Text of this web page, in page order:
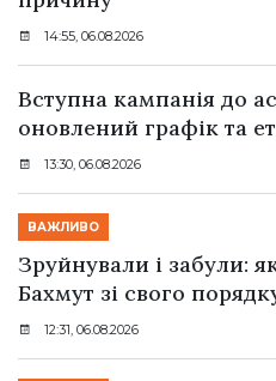
14:55, 06.08.2026
Вступна кампанія до
оновлений графік та
13:30, 06.08.2026
ВАЖЛИВО
Зруйнували і забули:
Бахмут зі свого
12:31, 06.08.2026